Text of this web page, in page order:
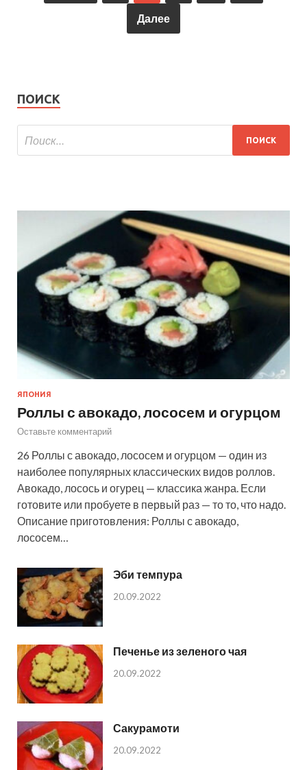
Далее
ПОИСК
ЯПОНИЯ
Роллы с авокадо, лососем и огурцом
Оставьте комментарий
26 Роллы с авокадо, лососем и огурцом — один из
наиболее популярных классических видов роллов.
Авокадо, лосось и огурец — классика жанра. Если
готовите или пробуете в первый раз — то то, что надо.
Описание приготовления: Роллы с авокадо,
лососем…
Эби темпура
20.09.2022
Печенье из зеленого чая
20.09.2022
Сакурамоти
20.09.2022